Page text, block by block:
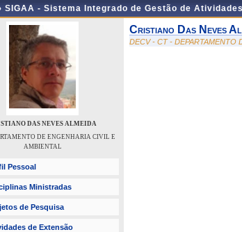
SIGAA - Sistema Integrado de Gestão de
DAS NEVES ALMEIDA
DE ENGENHARIA CIVIL E
AMBIENTAL
Pessoal
Ministradas
de Pesquisa
de Extensão
Cristiano Das Neves
DECV - CT - DEPARTAMENTO